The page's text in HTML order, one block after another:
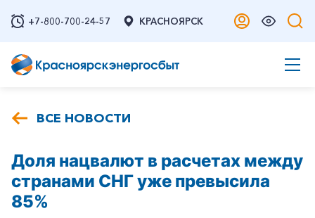
+7-800-700-24-57 КРАСНОЯРСК
ВСЕ НОВОСТИ
Доля нацвалют в расчетах между
странами СНГ уже превысила
85%